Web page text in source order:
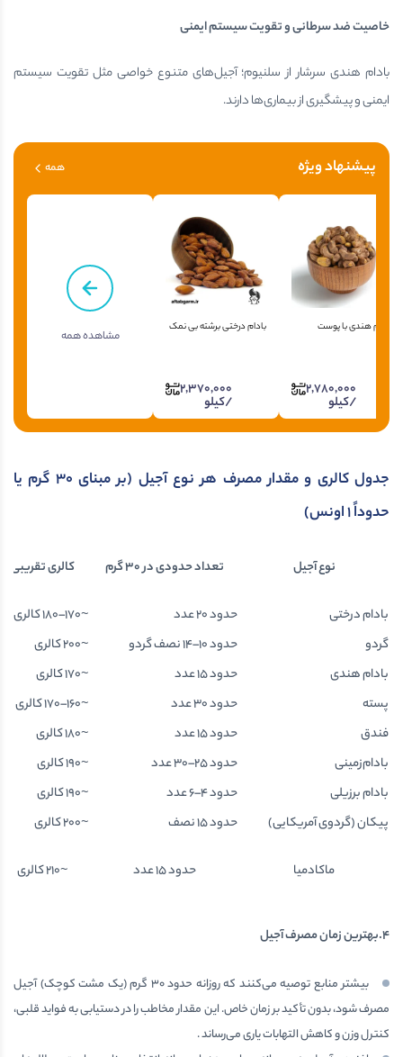
خاصیت ضد سرطانی و تقویت سیستم ایمنی
بادام هندی سرشار از سلنیوم؛ آجیل‌های متنوع خواصی مثل تقویت سیستم
ایمنی و پیشگیری از بیماری‌ها دارند.
پیشنهاد ویژه همه
بادام هندی با پوست
2,780,000
/کیلو
بادام درختی برشته بی نمک
2,370,000
/کیلو
مشاهده همه
جدول کالری و مقدار مصرف هر نوع آجیل (بر مبنای ۳۰ گرم یا
حدوداً۱اونس)
نوع آجیل تعداد حدودی در۳۰گرم کالری تقریبی
بادام درختی حدود 20 عدد
~170–180 کالری
گردو
حدود 10–14 نصف گردو
~200 کالری
بادام هندی
حدود 15 عدد
~170 کالری
پسته
حدود 30 عدد
~160–170 کالری
فندق
حدود 15 عدد
~180 کالری
بادام‌زمینی
حدود 25–30 عدد
~190 کالری
بادام برزیلی
حدود 4–6 عدد
~190 کالری
پیكان (گردوی آمریکایی)
حدود 15 نصف ~200 کالری
ماکادمیا حدود 15 عدد ~210 کالری
4.بهترین زمان مصرف آجیل
بیشتر منابع توصیه می‌کنند که روزانه حدود ۳۰ گرم (یک مشت کوچک) آجیل
مصرف شود، بدون تأکید بر زمان خاص. این مقدار مخاطب را در دستیابی به فواید قلبی،
کنترل وزن و کاهش التهابات یاری می‌رساند .